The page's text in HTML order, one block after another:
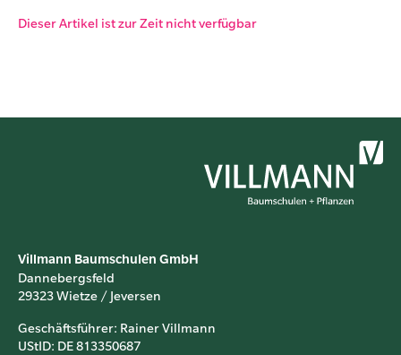
Dieser Artikel ist zur Zeit nicht verfügbar
Villmann Baumschulen GmbH
Dannebergsfeld
29323 Wietze / Jeversen
Geschäftsführer: Rainer Villmann
UStID: DE 813350687